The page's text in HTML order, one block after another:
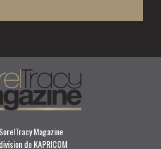
Magazine
de KAPRICOM